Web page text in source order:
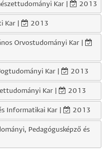
Kar | 2013
Kar | 2013
Orvostudományi Kar |
Kar | 2013
Kar | 2013
Informatikai Kar | 2013
Pedagógusképző és